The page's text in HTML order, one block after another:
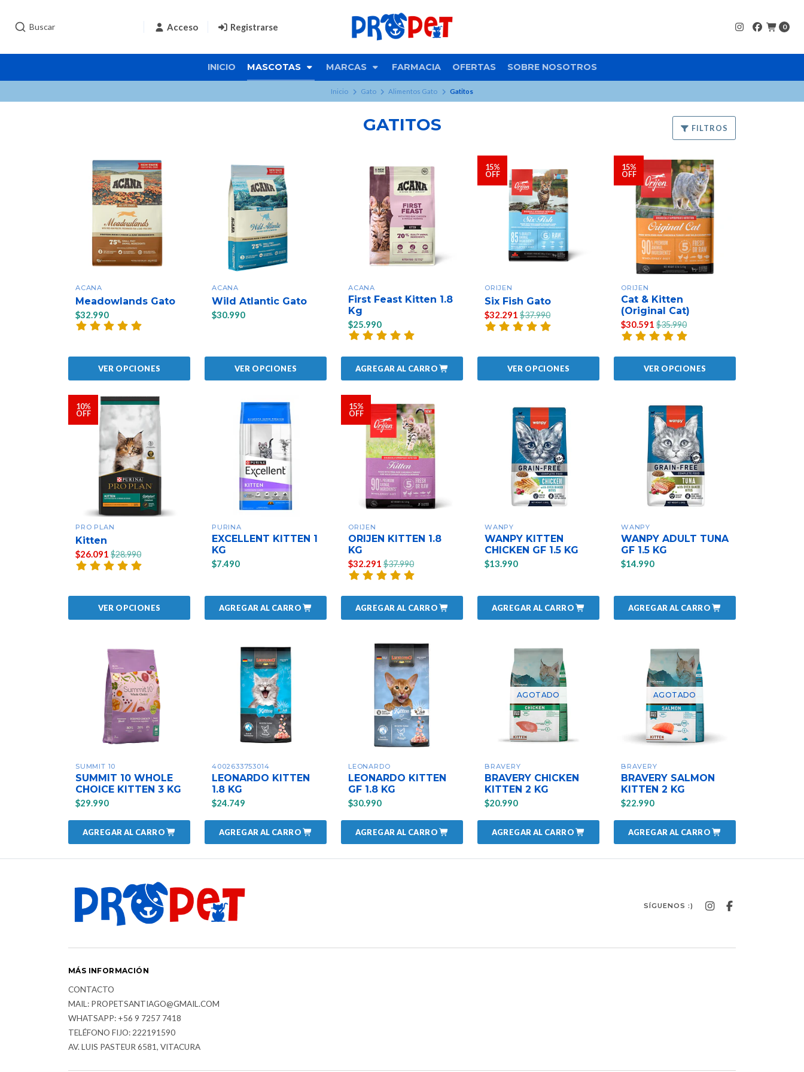
Acceso Registrarse 0
INICIO MASCOTAS MARCAS FARMACIA OFERTAS SOBRE NOSOTROS
Inicio Gato Alimentos Gato Gatitos
GATITOS FILTROS
ACANA
Meadowlands Gato
$32.990
VER OPCIONES
ACANA
Wild Atlantic Gato
$30.990
VER OPCIONES
ACANA
First Feast Kitten 1.8
Kg
$25.990
AGREGAR AL CARRO
15%
OFF
ORIJEN
Six Fish Gato
$32.291 $37.990
VER OPCIONES
15%
OFF
ORIJEN
Cat & Kitten
(Original Cat)
$30.591 $35.990
VER OPCIONES
10%
OFF
PRO PLAN
Kitten
$26.091 $28.990
VER OPCIONES
PURINA
EXCELLENT KITTEN 1
KG
$7.490
AGREGAR AL CARRO
15%
OFF
ORIJEN
ORIJEN KITTEN 1.8
KG
$32.291 $37.990
AGREGAR AL CARRO
WANPY
WANPY KITTEN
CHICKEN GF 1.5 KG
$13.990
AGREGAR AL CARRO
WANPY
WANPY ADULT TUNA
GF 1.5 KG
$14.990
AGREGAR AL CARRO
SUMMIT 10
SUMMIT 10 WHOLE
CHOICE KITTEN 3 KG
$29.990
AGREGAR AL CARRO
4002633753014
LEONARDO KITTEN
1.8 KG
$24.749
AGREGAR AL CARRO
LEONARDO
LEONARDO KITTEN
GF 1.8 KG
$30.990
AGREGAR AL CARRO
AGOTADO
BRAVERY
BRAVERY CHICKEN
KITTEN 2 KG
$20.990
AGREGAR AL CARRO
AGOTADO
BRAVERY
BRAVERY SALMON
KITTEN 2 KG
$22.990
AGREGAR AL CARRO
SÍGUENOS :)
MÁS INFORMACIÓN
CONTACTO
MAIL: PROPETSANTIAGO@GMAIL.COM
WHATSAPP: +56 9 7257 7418
TELÉFONO FIJO: 222191590
AV. LUIS PASTEUR 6581, VITACURA